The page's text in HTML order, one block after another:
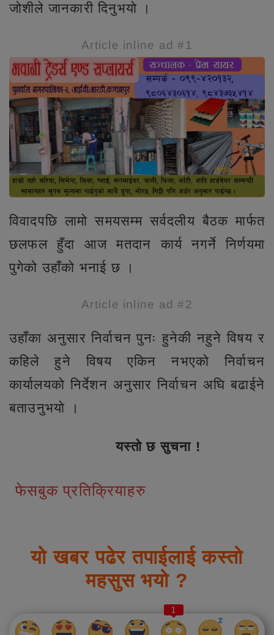
जोशीले जानकारी दिनुभयो ।
Article inline ad #1
विवादपछि लामो समयसम्म सर्वदलीय बैठक मार्फत
छलफल हुँदा आज मतदान कार्य नगर्ने निर्णयमा
पुगेको उहाँको भनाई छ ।
Article inline ad #2
उहाँका अनुसार निर्वाचन पुनः हुनेकी नहुने विषय र
कहिले हुने विषय एकिन नभएको निर्वाचन
कार्यालयको निर्देशन अनुसार निर्वाचन अघि बढाईने
बताउनुभयो ।
यस्तो छ सुचना !
फेसबुक प्रतिक्रियाहरु
यो खबर पढेर तपाईलाई कस्तो
महसुस भयो ?
1